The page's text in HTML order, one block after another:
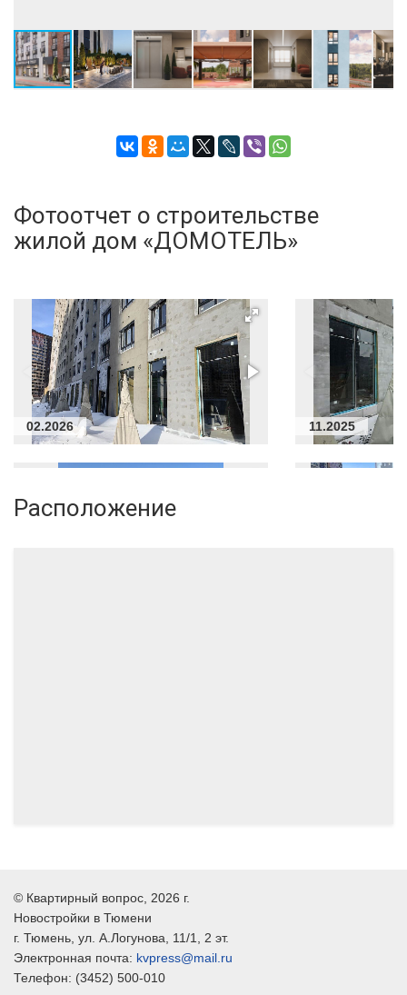
Фотоотчет о строительстве
жилой дом «ДОМОТЕЛЬ»
02.2026 11.2025
Расположение
© Квартирный вопрос , 2026 г.
Новостройки в Тюмени
г. Тюмень , ул. А.Логунова, 11/1, 2 эт.
Электронная почта: kvpress@mail.ru
Телефон: (3452) 500-010